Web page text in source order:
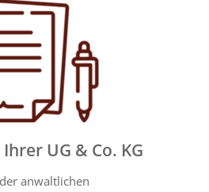
UG & Co. KG
anwaltlichen